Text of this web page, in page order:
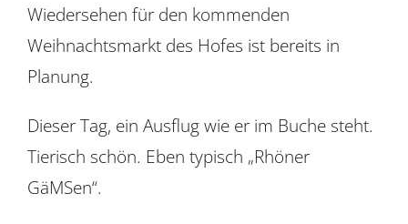
Wiedersehen für den kommenden
Weihnachtsmarkt des Hofes ist bereits in
Planung.
Dieser Tag, ein Ausflug wie er im Buche steht.
Tierisch schön. Eben typisch „Rhöner
GäMSen“.